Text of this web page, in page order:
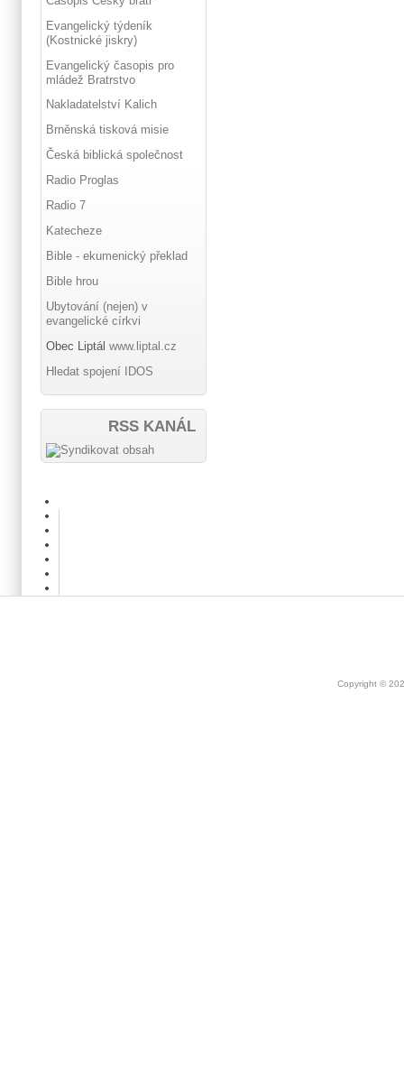
Evangelický týdeník
(Kostnické jiskry)
Evangelický časopis pro
mládež Bratrstvo
Nakladatelství Kalich
Brněnská tisková misie
Česká biblická společnost
Radio Proglas
Radio 7
Katecheze
Bible - ekumenický překlad
Bible hrou
Ubytování (nejen) v
evangelické církvi
Obec Liptál www.liptal.cz
Hledat spojení IDOS
RSS KANÁL
Copyright ©